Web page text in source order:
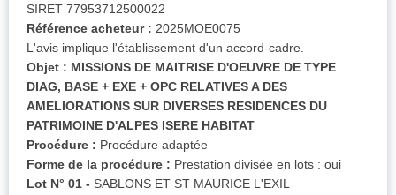
SIRET 77953712500022
Référence acheteur : 2025MOE0075
L'avis implique l'établissement d'un accord-cadre.
Objet : MISSIONS DE MAITRISE D'OEUVRE DE TYPE
DIAG, BASE + EXE + OPC RELATIVES A DES
AMELIORATIONS SUR DIVERSES RESIDENCES DU
PATRIMOINE D'ALPES ISERE HABITAT
Procédure : Procédure adaptée
Forme de la procédure : Prestation divisée en lots : oui
Lot N° 01 - SABLONS ET ST MAURICE L'EXIL